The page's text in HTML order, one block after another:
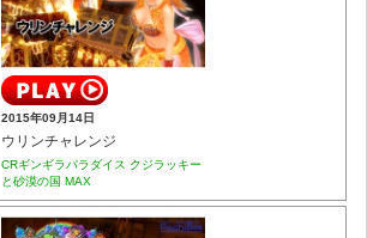
2015年09月14日
ウリンチャレンジ
CRギンギラパラダイス クジラッキー
と砂漠の国 MAX